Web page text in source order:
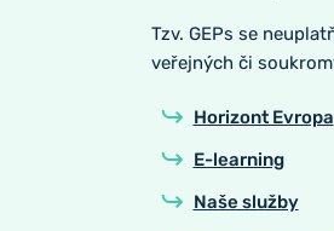
Tzv. GEPs se
veřejných či
Horizont Evropa
E-learning
Naše služby